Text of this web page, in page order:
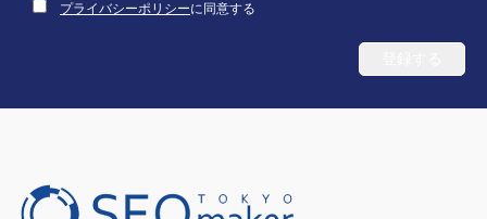
プライバシーポリシーに同意する